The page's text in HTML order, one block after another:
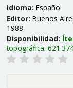
Idioma: Español
Editor: Buenos
1988
Disponibilidad:
topográfica: